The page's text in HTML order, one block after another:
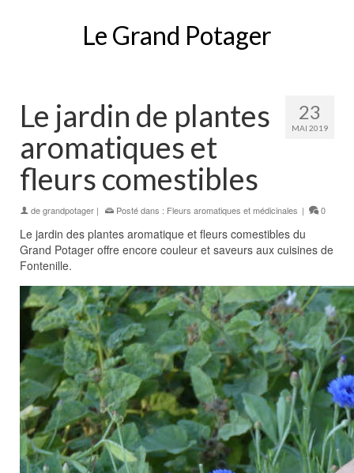
Le Grand Potager
23
MAI 2019
Le jardin de plantes
aromatiques et
fleurs comestibles
degrandpotager | Posté dans : Fleurs aromatiques et médicinales | 0
Le jardin des plantes aromatique et fleurs comestibles du
Grand Potager offre encore couleur et saveurs aux cuisines de
Fontenille.